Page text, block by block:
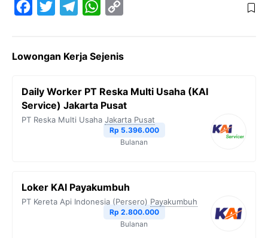
e
o
o
t
e
r
e
r
a
W
t
A
y
i
n
k
Lowongan Kerja Sejenis
Daily Worker PT Reska Multi Usaha (KAI
Service) Jakarta Pusat
PT Reska Multi Usaha Jakarta Pusat
Rp 5.396.000
Bulanan
Loker KAI Payakumbuh
PT Kereta Api Indonesia (Persero) Payakumbuh
Rp 2.800.000
Bulanan